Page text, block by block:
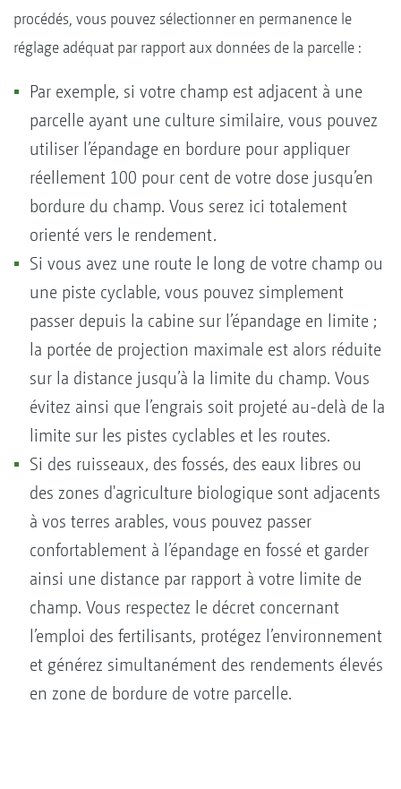
procédés, vous pouvez sélectionner en permanence le
réglage adéquat par rapport aux données de la parcelle :
Par exemple, si votre champ est adjacent à une
parcelle ayant une culture similaire, vous pouvez
utiliser l’épandage en bordure pour appliquer
réellement 100 pour cent de votre dose jusqu’en
bordure du champ. Vous serez ici totalement
orienté vers le rendement.
Si vous avez une route le long de votre champ ou
une piste cyclable, vous pouvez simplement
passer depuis la cabine sur l’épandage en limite ;
la portée de projection maximale est alors réduite
sur la distance jusqu’à la limite du champ. Vous
évitez ainsi que l’engrais soit projeté au-delà de la
limite sur les pistes cyclables et les routes.
Si des ruisseaux, des fossés, des eaux libres ou
des zones d'agriculture biologique sont adjacents
à vos terres arables, vous pouvez passer
confortablement à l’épandage en fossé et garder
ainsi une distance par rapport à votre limite de
champ. Vous respectez le décret concernant
l’emploi des fertilisants, protégez l’environnement
et générez simultanément des rendements élevés
en zone de bordure de votre parcelle.